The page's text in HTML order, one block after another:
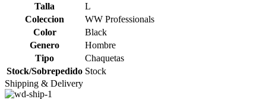
Talla
L
Coleccion
WW Professionals
Color
Black
Genero
Hombre
Tipo
Chaquetas
Stock/Sobrepedido Stock
Shipping & Delivery